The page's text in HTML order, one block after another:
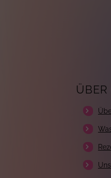
ÜBER